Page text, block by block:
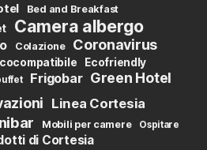
Bed and Breakfast
Camera albergo
Colazione
Coronavirus
Ecofriendly
Frigobar Green Hotel
Linea Cortesia
Mobili per camere Ospitare
di Cortesia